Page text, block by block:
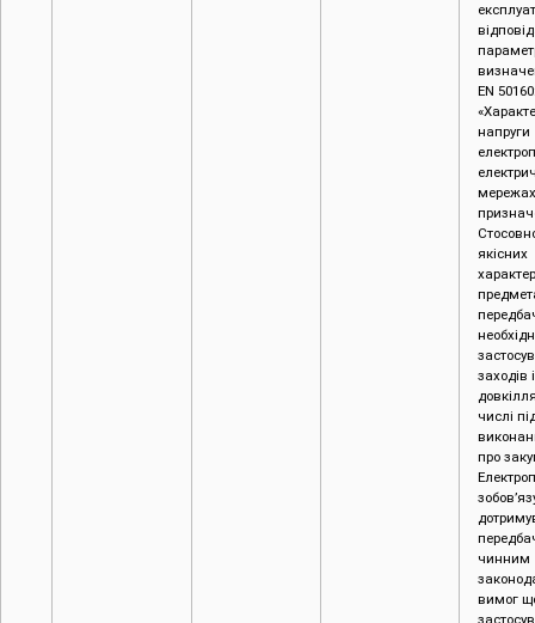
EN
напруги
якісних
заходів
числі
про
чинним
вимог